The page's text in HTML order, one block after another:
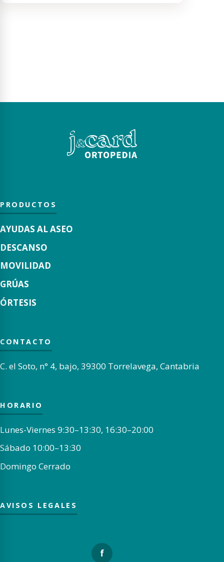
PRODUCTOS
AYUDAS AL ASEO
DESCANSO
MOVILIDAD
GRÚAS
ÓRTESIS
CONTACTO
C. el Soto, n° 4, bajo, 39300 Torrelavega, Cantabria
HORARIO
Lunes-Viernes 9:30–13:30, 16:30–20:00
Sábado 10:00–13:30
Domingo Cerrado
AVISOS LEGALES
f